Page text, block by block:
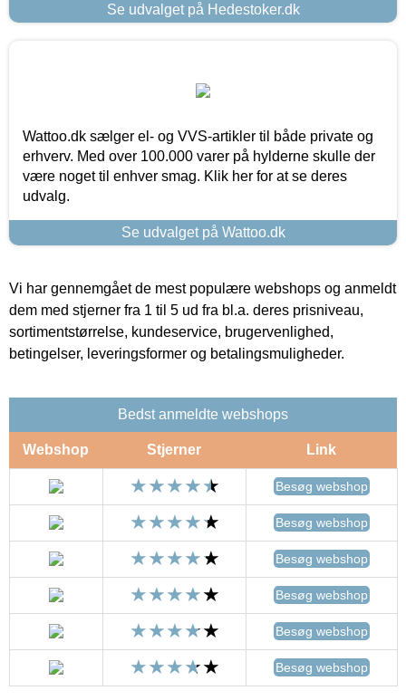
Se udvalget på Hedestoker.dk
Wattoo.dk sælger el- og VVS-artikler til både private og
erhverv. Med over 100.000 varer på hylderne skulle der
være noget til enhver smag. Klik her for at se deres
udvalg.
Se udvalget på Wattoo.dk
Vi har gennemgået de mest populære webshops og anmeldt
dem med stjerner fra 1 til 5 ud fra bl.a. deres prisniveau,
sortimentstørrelse, kundeservice, brugervenlighed,
betingelser, leveringsformer og betalingsmuligheder.
Bedst anmeldte webshops
Webshop Stjerner Link
Besøg webshop
Besøg webshop
Besøg webshop
Besøg webshop
Besøg webshop
Besøg webshop